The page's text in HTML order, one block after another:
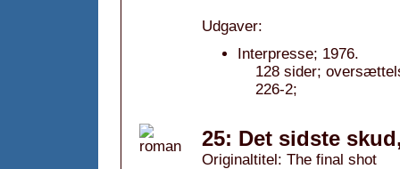
Udgaver:
Interpresse; 1976.
128 sider;
226-2;
25: Det sidste
Originaltitel: The final shot